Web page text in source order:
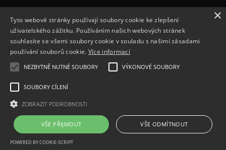
RYCHLÝ KONTAKT
+420 608 138 367
info@bomba-cig.sk
×
Tyto webové stránky používají soubory cookie ke zlepšení
uživatelského zážitku. Používáním našich webových stránek
souhlasíte se všemi soubory cookie v souladu s našimi zásadami
používání souborů cookie. Více informací
NEZBYTNĚ NUTNÉ SOUBORY VÝKONOVÉ SOUBORY
SOUBORY CÍLENÍ
ZOBRAZIT PODROBNOSTI
VŠE PŘIJMOUT VŠE ODMÍTNOUT
POWERED BY COOKIE-SCRIPT